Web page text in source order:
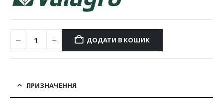
ДОДАТИ В КОШИК
ПРИЗНАЧЕННЯ